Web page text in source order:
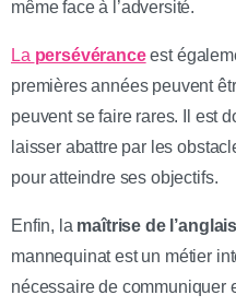
même face à l’adversité.
La persévéranceest
premières années peuvent
peuvent se faire rares. Il est
laisser abattre par les
pour atteindre ses objectifs.
Enfin, la maîtrise de l’anglais
mannequinat est un métier
nécessaire de communiquer